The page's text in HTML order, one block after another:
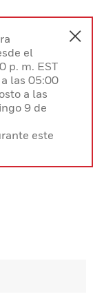
el
p. m. EST
las 05:00
a las
9 de
este